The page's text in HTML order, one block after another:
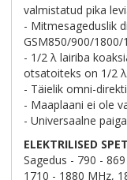
valmistatud pika
- Mitmesageduslik
GSM850/900/
- 1/2 λ lairiba
otsatoiteks on 1/2
- Täielik omni-
- Maaplaani ei ole
- Universaalne
ELEKTRILISED
Sagedus - 790 -
1710 - 1880 MHz,